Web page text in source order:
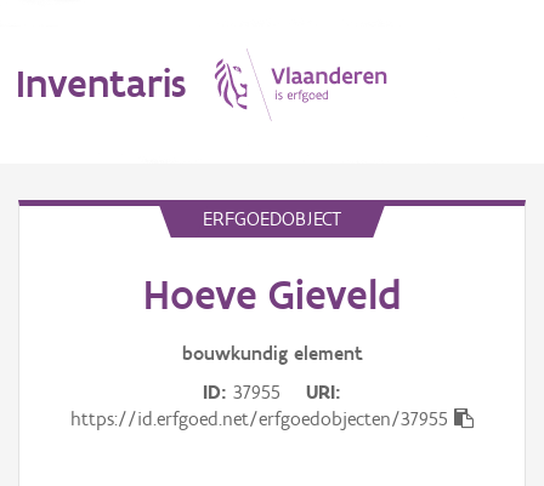
Inventaris
ERFGOEDOBJECT
Hoeve Gieveld
bouwkundig element
ID 37955
URI
https://id.erfgoed.net/erfgoedobjecten/37955